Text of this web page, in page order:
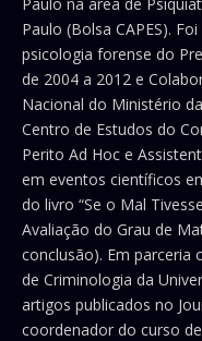
Paulo (Bolsa CAPES).
psicologia forense do
de 2004 a 2012 e
Nacional do Ministério
Centro de Estudos do
Perito Ad Hoc e
em eventos científicos
do livro “Se o Mal
Avaliação do Grau de
conclusão). Em parceria
de Criminologia da
artigos publicados no
coordenador do curso